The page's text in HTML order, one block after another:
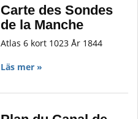
Carte des Sondes
de la Manche
Atlas 6 kort 1023 År 1844
Läs mer »